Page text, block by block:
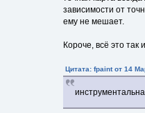
зависимости от
ему не мешает.
Короче, всё это так
Цитата: fpaint от 14